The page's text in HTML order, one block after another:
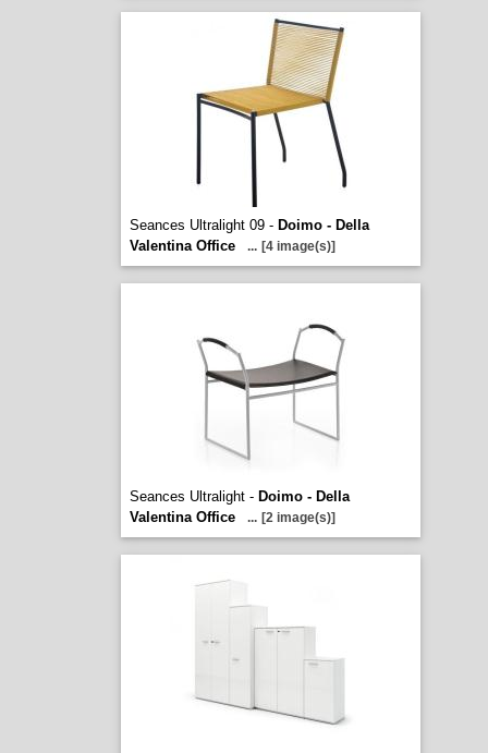
Seances Ultralight 09 - Doimo - Della
Valentina Office
... [4 image(s)]
Seances Ultralight - Doimo - Della
Valentina Office
... [2 image(s)]